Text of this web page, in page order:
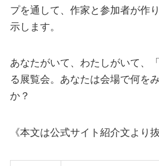
プを通して、作家と参加者が作
示します。
あなたがいて、わたしがいて、
る展覧会。あなたは会場で何を
か？
《本文は公式サイト紹介文より抜